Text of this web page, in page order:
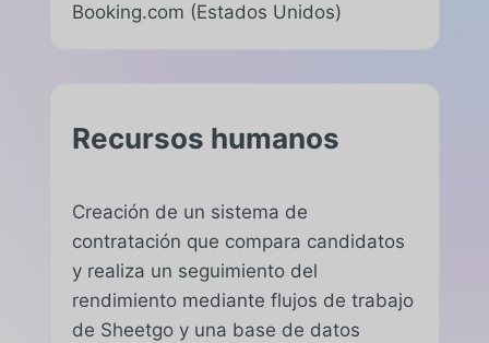
Booking.com (Estados Unidos)
Recursos humanos
Creación de un sistema de
contratación que compara candidatos
y realiza un seguimiento del
rendimiento mediante flujos de trabajo
de Sheetgo y una base de datos